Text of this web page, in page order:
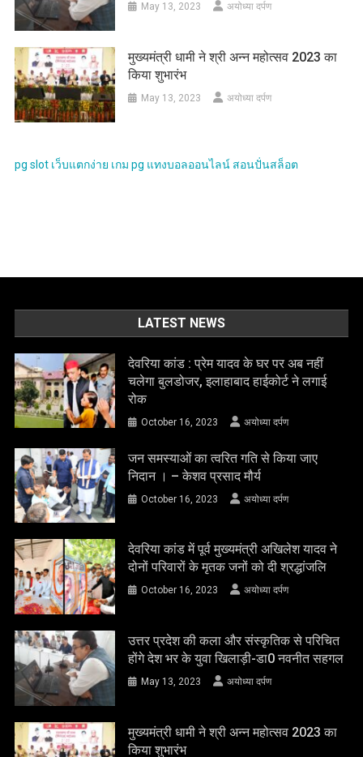
May 13, 2023 अयोध्या दर्पण
मुख्यमंत्री धामी ने श्री अन्न महोत्सव 2023 का
किया शुभारंभ
May 13, 2023 अयोध्या दर्पण
pg slot เว็บแตกง่าย เกม pg แทงบอลออนไลน์ สอนปั่นสล็อต
LATEST NEWS
देवरिया कांड : प्रेम यादव के घर पर अब नहीं
चलेगा बुलडोजर, इलाहाबाद हाईकोर्ट ने लगाई
रोक
October 16, 2023 अयोध्या दर्पण
जन समस्याओं का त्वरित गति से किया जाए
निदान । – केशव प्रसाद मौर्य
October 16, 2023 अयोध्या दर्पण
देवरिया कांड में पूर्व मुख्यमंत्री अखिलेश यादव ने
दोनों परिवारों के मृतक जनों को दी श्रद्धांजलि
October 16, 2023 अयोध्या दर्पण
उत्तर प्रदेश की कला और संस्कृतिक से परिचित
होंगे देश भर के युवा खिलाड़ी-डा0 नवनीत सहगल
May 13, 2023 अयोध्या दर्पण
मुख्यमंत्री धामी ने श्री अन्न महोत्सव 2023 का
किया शुभारंभ